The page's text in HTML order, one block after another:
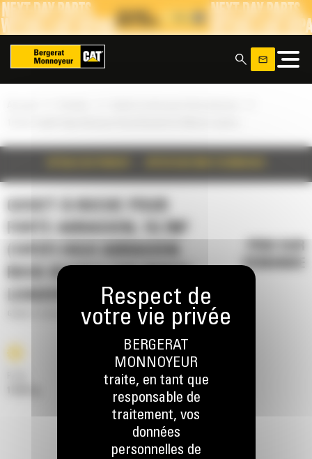
ROCK BUCKET FOR WHEEL
Godet à roche pour forte abrasion
DEMANDE
Panneau de gestion des cookies
BERGERAT
MONNOYEUR
traite, en tant que
responsable de
traitement, vos
données
personnelles de